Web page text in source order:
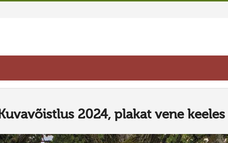
Kuvavõistlus 2024, plakat vene keeles